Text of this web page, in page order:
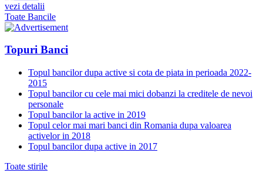
vezi detalii
Toate Bancile
Topuri Banci
Topul bancilor dupa active si cota de piata in perioada 2022-
2015
Topul bancilor cu cele mai mici dobanzi la creditele de nevoi
personale
Topul bancilor la active in 2019
Topul celor mai mari banci din Romania dupa valoarea
activelor in 2018
Topul bancilor dupa active in 2017
Toate stirile